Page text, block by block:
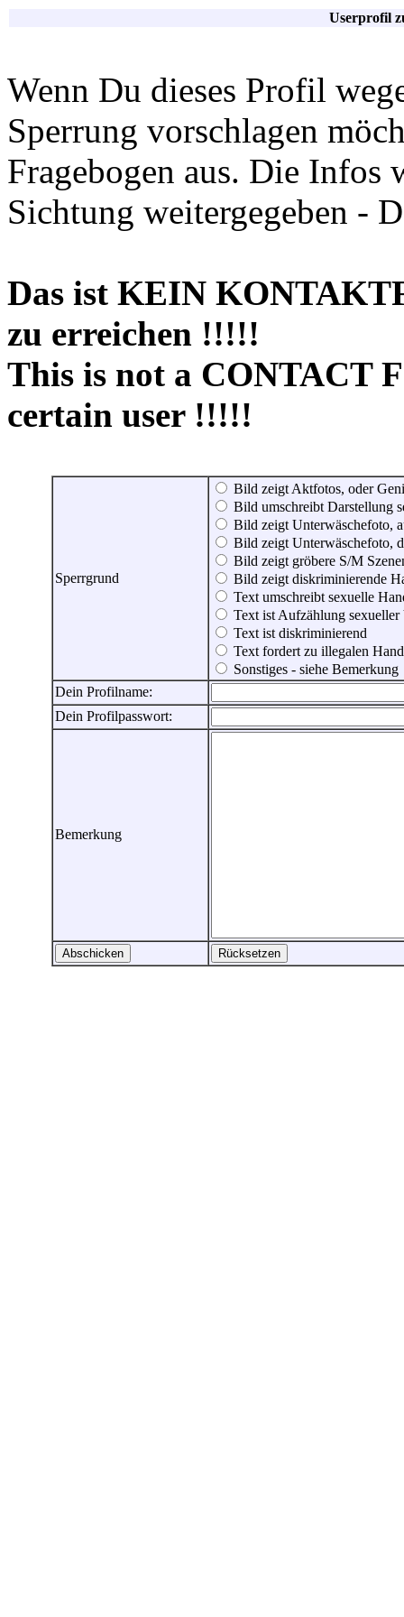
Userprofil
Wenn Du dieses Profil
Sperrung vorschlagen
Fragebogen aus. Die Infos
Sichtung weitergegeben -
Das ist KEIN
zu erreichen !!!!!
This is not a CONTACT
certain user !!!!!
Sperrgrund
Bild zeigt Aktfotos, oder
Bild umschreibt Darstellung
Bild zeigt Unterwäschefoto,
Bild zeigt Unterwäschefoto,
Bild zeigt gröbere S/M
Bild zeigt diskriminierende
Text umschreibt sexuelle
Text ist Aufzählung sexueller
Text ist diskriminierend
Text fordert zu illegalen
Sonstiges - siehe Bemerkung
Dein Profilname:
Dein Profilpasswort:
Bemerkung